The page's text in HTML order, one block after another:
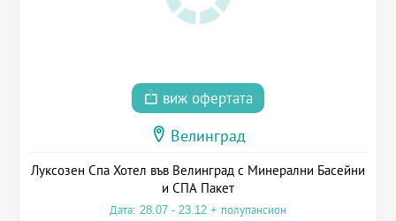
виж офертата
Велинград
Луксозен Спа Хотел във Велинград с Минерални Басейни
и СПА Пакет
Дата: 28.07 - 23.12 + полупансион